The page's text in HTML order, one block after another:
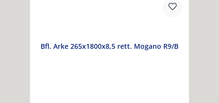
Bfl. Arke 265x1800x8,5 rett. Mogano R9/B